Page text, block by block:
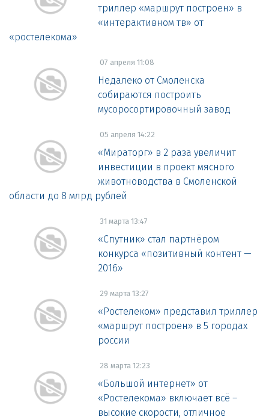
триллер «маршрут построен» в
«интерактивном тв» от
«ростелекома»
07 апреля 11:08
Недалеко от Смоленска
собираются построить
мусоросортировочный завод
05 апреля 14:22
«Мираторг» в 2 раза увеличит
инвестиции в проект мясного
животноводства в Смоленской
области до 8 млрд рублей
31 марта 13:47
«Спутник» стал партнёром
конкурса «позитивный контент —
2016»
29 марта 13:27
«Ростелеком» представил триллер
«маршрут построен» в 5 городах
россии
28 марта 12:23
«Большой интернет» от
«Ростелекома» включает всё –
высокие скорости, отличное